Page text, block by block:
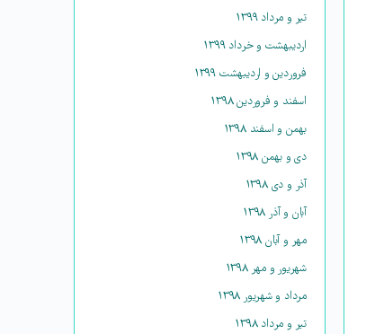
تیر و مرداد ۱۳۹۹
اردیبهشت و خرداد ۱۳۹۹
فروردین و اردیبهشت ۱۳۹۹
اسفند و فروردین ۱۳۹۸
بهمن و اسفند ۱۳۹۸
دی و بهمن ۱۳۹۸
آذر و دی ۱۳۹۸
آبان و آذر ۱۳۹۸
مهر و آبان ۱۳۹۸
شهریور و مهر ۱۳۹۸
مرداد و شهریور ۱۳۹۸
تیر و مرداد ۱۳۹۸